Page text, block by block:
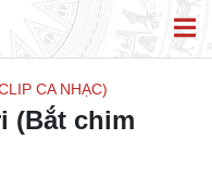
CA NHẠC)
(Bắt chim